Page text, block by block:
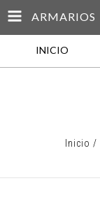
ARMARIOS
INICIO
Inicio /